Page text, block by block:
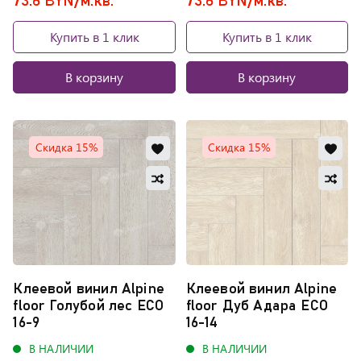
Купить в 1 клик
В корзину
Купить в 1 клик
В корзину
Скидка 15%
Клеевой винил Alpine
floor Голубой лес ЕСО
16-9
Добавить
в
избранное
Обновляю
список...
Добавить
в
сравнение
В НАЛИЧИИ
Скидка 15%
Клеевой винил Alpine
floor Дуб Адара ЕСО
16-14
в
в
В НАЛИЧИИ